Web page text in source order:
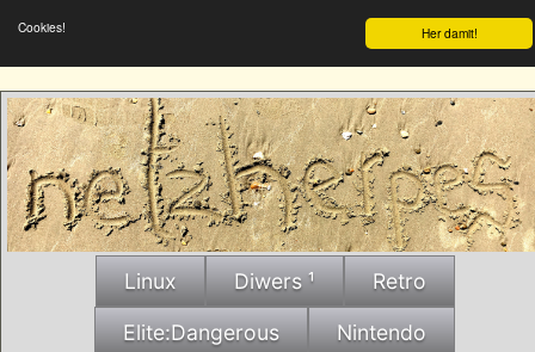
Her damit!
Cookies!
Linux Diwers ¹ Retro
Elite:Dangerous Nintendo